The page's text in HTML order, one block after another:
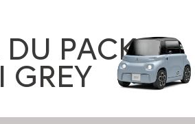
PACK
GREY